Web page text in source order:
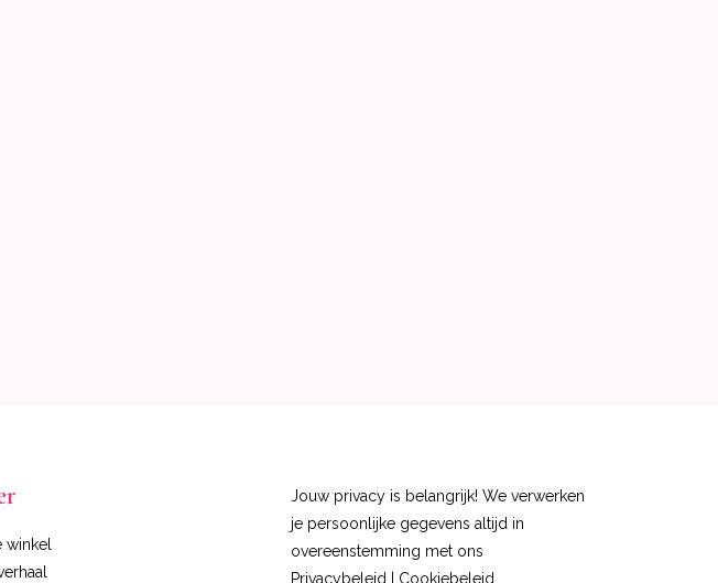
winkel
Jouw privacy is belangrijk! We verwerken
je persoonlijke gegevens altijd in
overeenstemming met ons
Privacybeleid
Cookiebeleid